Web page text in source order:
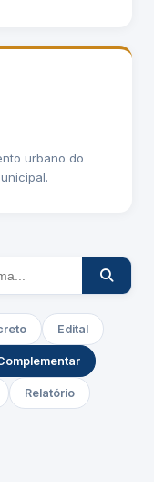
urbano do
Edital
Relatório